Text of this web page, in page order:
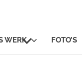
WERK
SUBMENUFOTO’S